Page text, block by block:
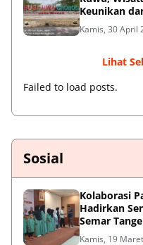
Keunikan
Kamis, 30 April
Lihat
Failed to load posts.
Sosial
Kolaborasi
Hadirkan
Semar
Kamis, 19